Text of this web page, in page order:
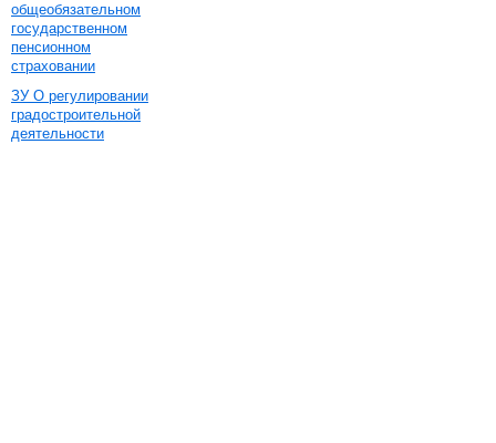
общеобязательном
государственном
пенсионном
страховании
ЗУ О регулировании
градостроительной
деятельности